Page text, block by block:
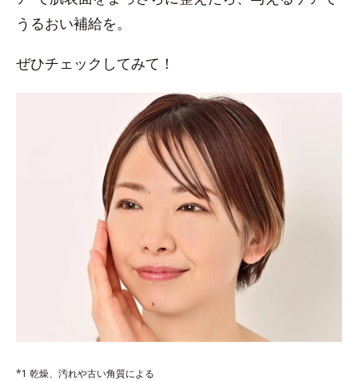
うるおい補給を。
ぜひチェックしてみて！
*1 乾燥、汚れや古い角質による